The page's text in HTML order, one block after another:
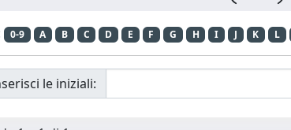
0-9 A B C D E F G H I J K L
le iniziali: